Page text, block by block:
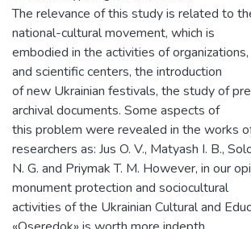
The relevance of this study is related to
national-cultural movement, which is
embodied in the activities of
and scientific centers, the introduction
of new Ukrainian festivals, the study of
archival documents. Some aspects of
this problem were revealed in the works
researchers as: Jus O. V., Matyash I. B.,
N. G. and Priymak T. M. However, in our
monument protection and sociocultural
activities of the Ukrainian Cultural and